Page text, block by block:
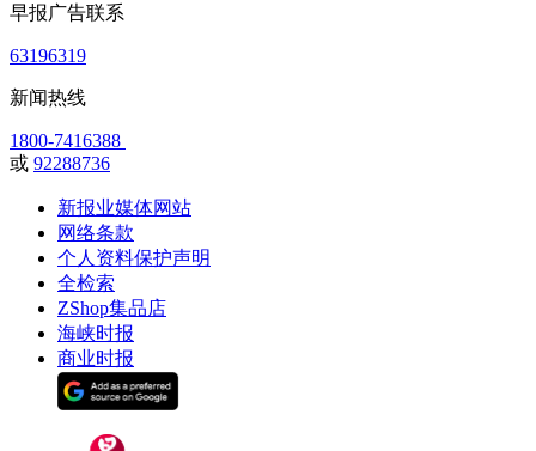
早报广告联系
63196319
新闻热线
1800-7416388
或 92288736
新报业媒体网站
网络条款
个人资料保护声明
全检索
ZShop集品店
海峡时报
商业时报